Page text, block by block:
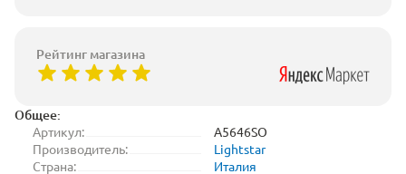
Общее:
Артикул:
A5646SO
Производитель:
Lightstar
Страна:
Италия
Рейтинг магазина